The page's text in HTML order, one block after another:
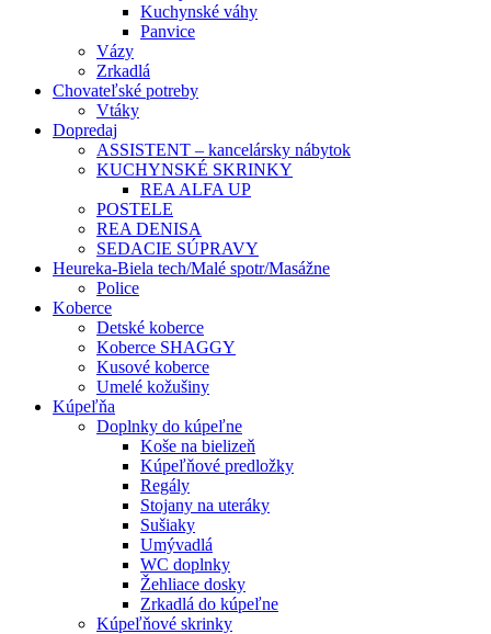
Kuchynské váhy
Panvice
Vázy
Zrkadlá
Chovateľské potreby
Vtáky
Dopredaj
ASSISTENT – kancelársky nábytok
KUCHYNSKÉ SKRINKY
REA ALFA UP
POSTELE
REA DENISA
SEDACIE SÚPRAVY
Heureka-Biela tech/Malé spotr/Masážne
Police
Koberce
Detské koberce
Koberce SHAGGY
Kusové koberce
Umelé kožušiny
Kúpeľňa
Doplnky do kúpeľne
Koše na bielizeň
Kúpeľňové predložky
Regály
Stojany na uteráky
Sušiaky
Umývadlá
WC doplnky
Žehliace dosky
Zrkadlá do kúpeľne
Kúpeľňové skrinky